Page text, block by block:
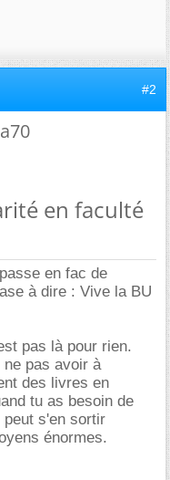
#2
en faculté
en fac de
à dire : Vive la BU
pas là pour rien.
ne pas avoir à
des livres en
tu as besoin de
peut s'en sortir
énormes.